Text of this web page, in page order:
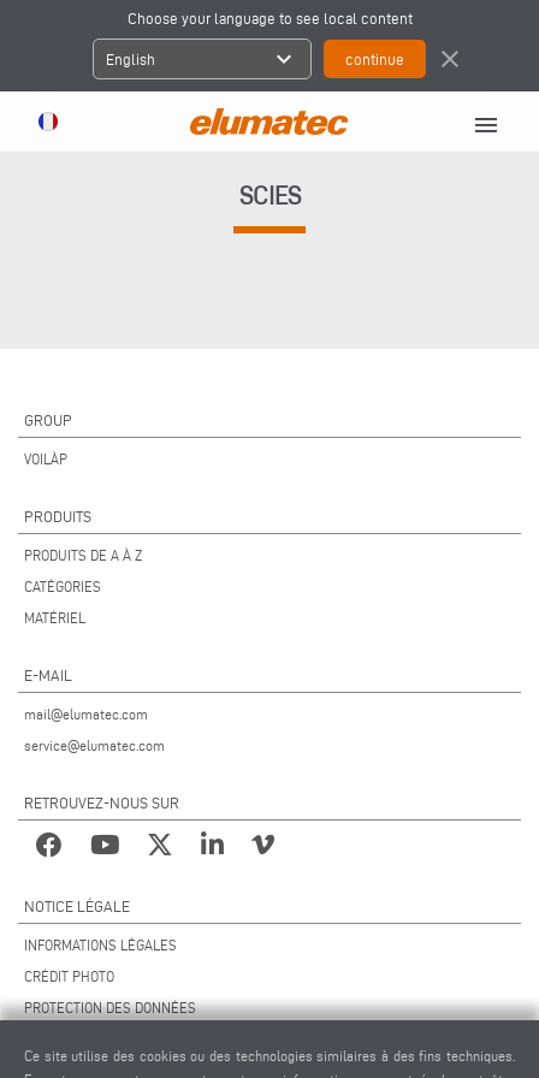
Choose your language to see local content
English expand_more close
menu
SCIES
GROUP
VOILÀP
PRODUITS
PRODUITS DE A À Z
CATÉGORIES
MATÉRIEL
E-MAIL
mail@elumatec.com
service@elumatec.com
RETROUVEZ-NOUS SUR
NOTICE LÉGALE
INFORMATIONS LÉGALES
CRÉDIT PHOTO
PROTECTION DES DONNÉES
Ce site utilise des cookies ou des technologies similaires à des fins techniques.